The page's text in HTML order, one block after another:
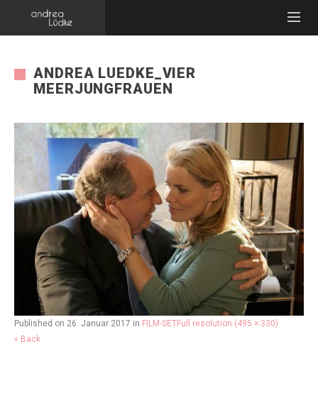
ANDREA LUEDKE_VIER
MEERJUNGFRAUEN
Published on 26. Januar 2017 in FILM-SETFull resolution (495 × 330)
« Back